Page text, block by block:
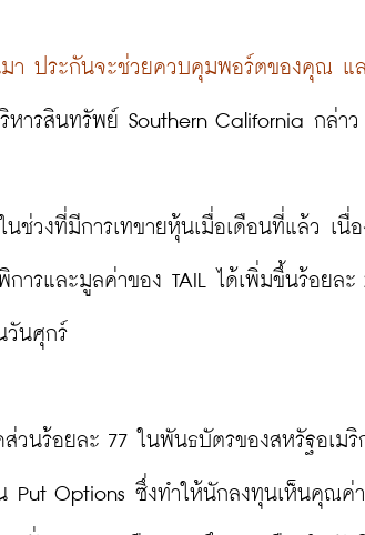
มา ประกันจะช่วยควบคุมพอร์ตของคุณ แ
ารสินทรัพย์ Southern California กล่าว
วงที่มีการเทขายหุ้นเมื่อเดือนที่แล้ว เนื่อ
การและมูลค่าของ TAIL ได้เพิ่มขึ้นร้อยละ
วันศุกร์
นร้อยละ 77 ในพันธบัตรของสหรัฐอเมริ
Put Options ซึ่งทำให้นักลงทุนเห็นคุณค่า